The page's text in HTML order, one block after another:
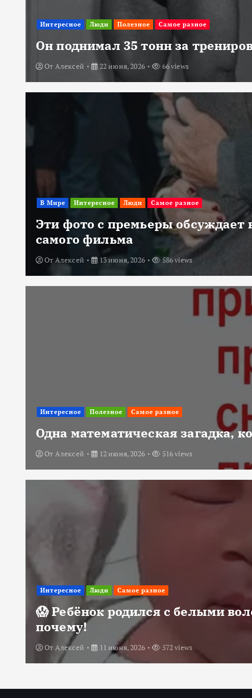
Интересное Люди Полезное Самое разное
Он поднимал 35 тонн за
От Алексей 22 июня, 2026 66 views
В Мире Интересное Люди Самое разное
Эти фото с премьеры обсуждает
самого фильма
От Алексей 13 июня, 2026 586 views
Интересное Полезное Самое разное
Одна математическая загадка,
От Алексей 12 июня, 2026 516 views
Интересное Люди Самое разное
😱 Ребёнок родился с белыми
почему!
От Алексей 11 июня, 2026 572 views